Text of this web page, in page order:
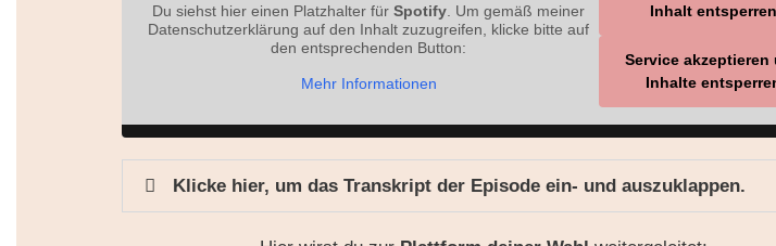
Du siehst hier einen Platzhalter fürSpotify . Um gemäß meiner
Datenschutzerklärung auf den Inhalt zuzugreifen, klicke bitte auf
den entsprechenden Button:
Mehr Informationen
Inhalt entsperren
Service akzeptieren
Inhalte
Klicke hier, um das Transkript der Episode ein- und auszuklappen.